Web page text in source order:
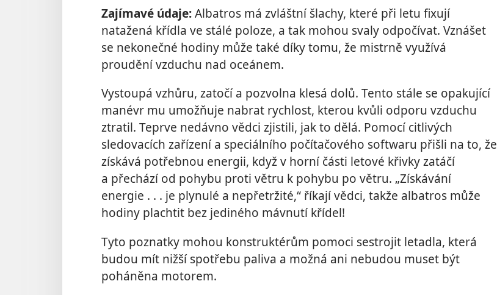
Zajímavé údaje:Albatros má zvláštní šlachy, které při letu fixují
natažená křídla ve stálé poloze, a tak mohou svaly odpočívat. Vznášet
se nekonečné hodiny může také díky tomu, že mistrně využívá
proudění vzduchu nad oceánem.
Vystoupá vzhůru, zatočí a pozvolna klesá dolů. Tento stále se opakující
manévr mu umožňuje nabrat rychlost, kterou kvůli odporu vzduchu
ztratil. Teprve nedávno vědci zjistili, jak to dělá. Pomocí citlivých
sledovacích zařízení a speciálního počítačového softwaru přišli na to, že
získává potřebnou energii, když v horní části letové křivky zatáčí
a přechází od pohybu proti větru k pohybu po větru. „Získávání
energie . . . je plynulé a nepřetržité,“ říkají vědci, takže albatros může
hodiny plachtit bez jediného mávnutí křídel!
Tyto poznatky mohou konstruktérům pomoci sestrojit letadla, která
budou mít nižší spotřebu paliva a možná ani nebudou muset být
poháněna motorem.